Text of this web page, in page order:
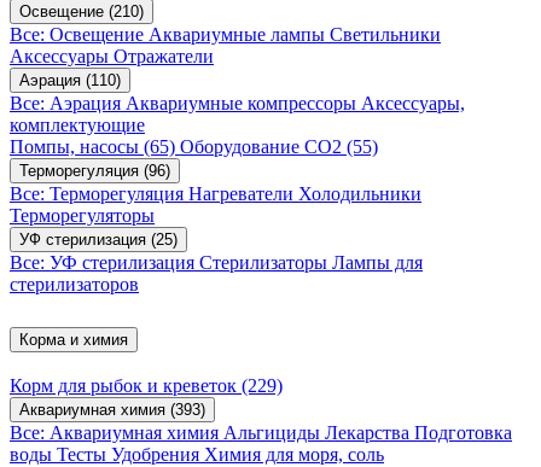
Освещение (210)
Все: Освещение Аквариумные лампы Светильники
Аксессуары Отражатели
Аэрация (110)
Все: Аэрация Аквариумные компрессоры Аксессуары,
комплектующие
Помпы, насосы (65) Оборудование CO2 (55)
Терморегуляция (96)
Все: Терморегуляция Нагреватели Холодильники
Терморегуляторы
УФ стерилизация (25)
Все: УФ стерилизация Стерилизаторы Лампы для
стерилизаторов
Корма и химия
Корм для рыбок и креветок (229)
Аквариумная химия (393)
Все: Аквариумная химия Альгициды Лекарства Подготовка
воды Тесты Удобрения Химия для моря, соль